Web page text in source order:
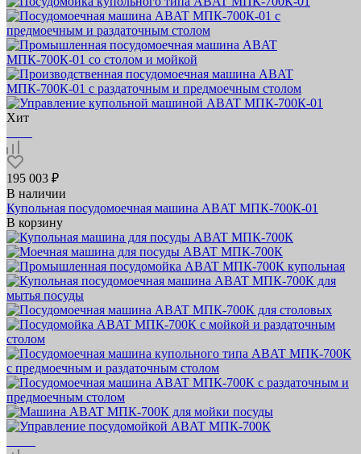
Хит
195 003 ₽
В наличии
Купольная посудомоечная машина ABAT МПК‑700К‑01
В корзину